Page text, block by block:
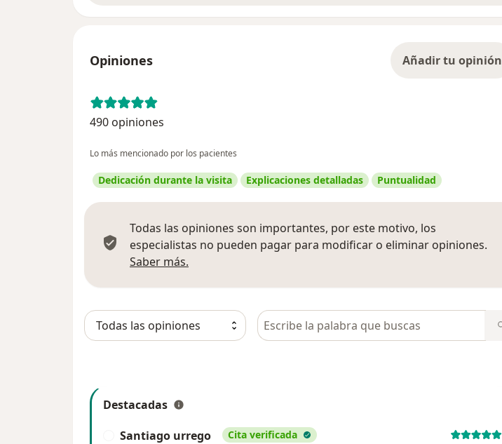
Opiniones Añadir tu opinión
490 opiniones
Lo más mencionado por los pacientes
Dedicación durante la visita Explicaciones detalladas Puntualidad
Todas las opiniones son importantes, por este motivo, los
especialistas no pueden pagar para modificar o eliminar opiniones.
Saber más.
Busca en opiniones
Destacadas
Santiago urrego Cita verificada